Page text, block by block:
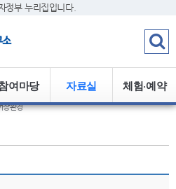
정부 누리집입니다.
체험·예약
자료실
여마당
장환경